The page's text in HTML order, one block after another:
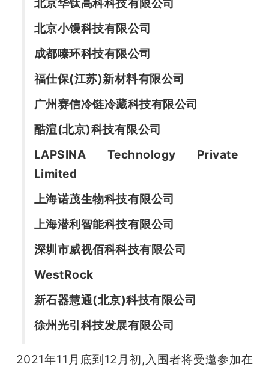
北京小馒科技有限公司
成都嗪环科技有限公司
福仕保(江苏)新材料有限公司
广州赛信冷链冷藏科技有限公司
酷渲(北京)科技有限公司
LAPSINA Technology Private
Limited
上海诺茂生物科技有限公司
上海潜利智能科技有限公司
深圳市威视佰科科技有限公司
WestRock
新石器慧通(北京)科技有限公司
徐州光引科技发展有限公司
2021年11月底到12月初,入围者将受邀参加在